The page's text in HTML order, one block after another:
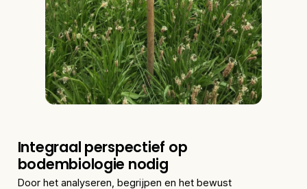
Integraal perspectief op
bodembiologie nodig
Door het analyseren, begrijpen en het bewust